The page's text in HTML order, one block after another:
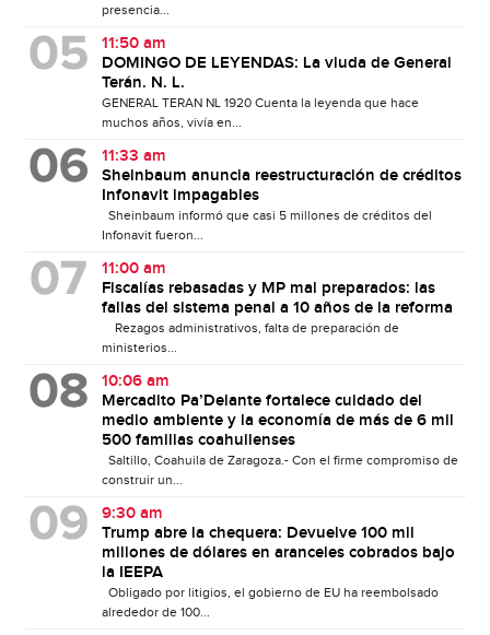
presencia...
11:50 am
DOMINGO DE LEYENDAS: La viuda de General
Terán. N. L.
GENERAL TERAN NL 1920 Cuenta la leyenda que hace
muchos años, vivía en...
11:33 am
Sheinbaum anuncia reestructuración de créditos
Infonavit impagables
Sheinbaum informó que casi 5 millones de créditos del
Infonavit fueron...
11:00 am
Fiscalías rebasadas y MP mal preparados: las
fallas del sistema penal a 10 años de la reforma
Rezagos administrativos, falta de preparación de
ministerios...
10:06 am
Mercadito Pa’Delante fortalece cuidado del
medio ambiente y la economía de más de 6 mil
500 familias coahuilenses
Saltillo, Coahuila de Zaragoza.- Con el firme compromiso de
construir un...
9:30 am
Trump abre la chequera: Devuelve 100 mil
millones de dólares en aranceles cobrados bajo
la IEEPA
Obligado por litigios, el gobierno de EU ha reembolsado
alrededor de 100...